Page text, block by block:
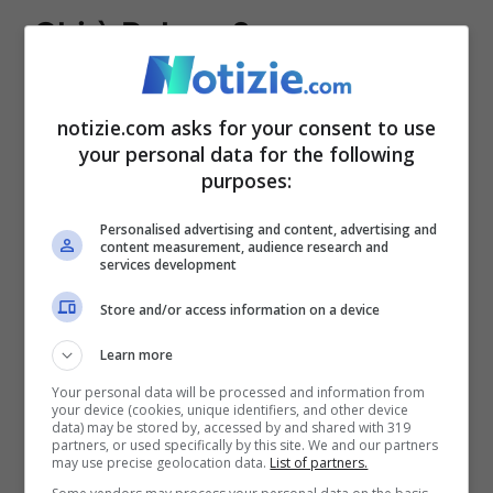
Chi è Palmer?
L’imprenditore cresciuto
con Bill Gates
Palmer è dunque un nuovo volto del
panorama politico degli Stati Uniti. Un
imprenditore, originario di Baltimora
(Maryland), che ricopre il ruolo di partner
nel New Markets Venture Partners.
passato, però, è strettamente legato a uno
degli uomini più influenti nel pianeta: Bill
Gates. Divenuto da pochi giorni l’uomo più
notizie.com asks for your consent to use
your personal data for the following
purposes:
Personalised advertising and content, advertising and
content measurement, audience research and
services development
Store and/or access information on a device
Learn more
Your personal data will be processed and information from
your device (cookies, unique identifiers, and other device
data) may be stored by, accessed by and shared with 319
partners, or used specifically by this site. We and our partners
may use precise geolocation data. List of partners.